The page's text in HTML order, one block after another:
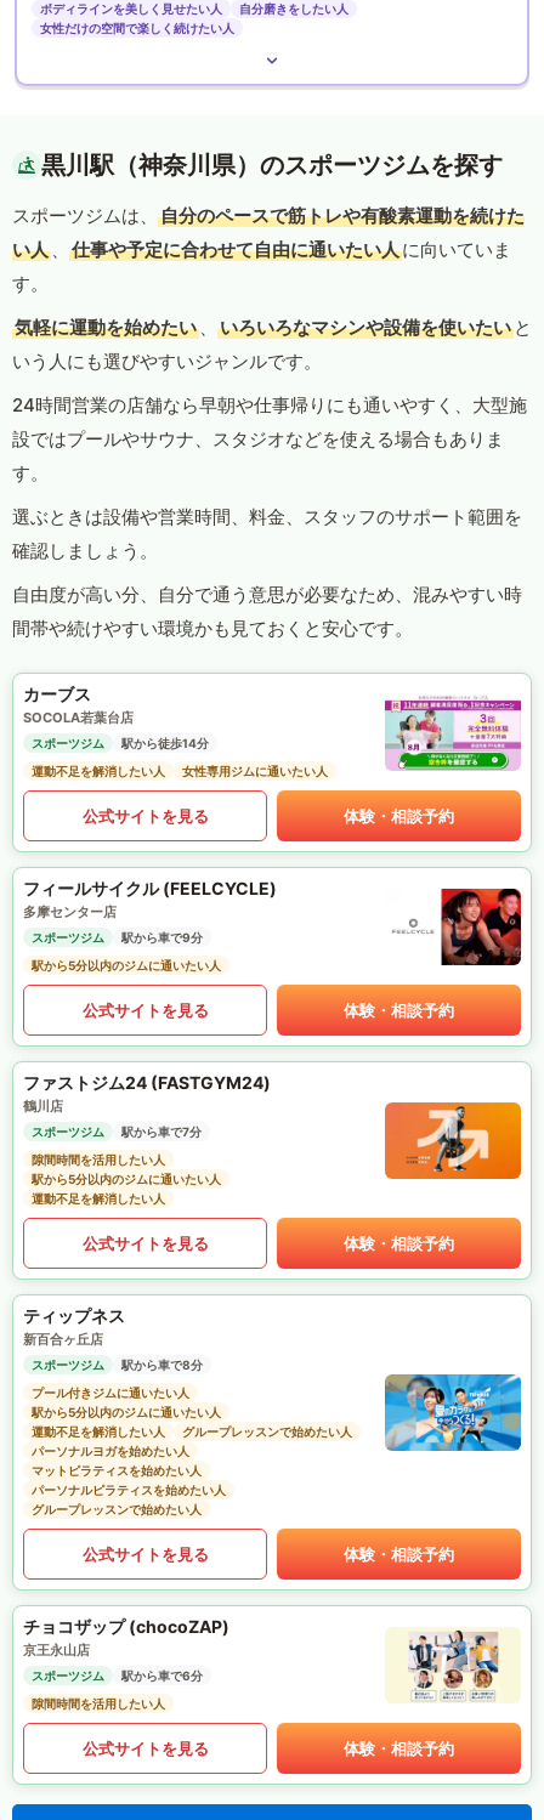
ボディラインを美しく見せたい人
自分磨きをしたい人
女性だけの空間で楽しく続けたい人
黒川駅（神奈川県）のスポーツジムを探す
スポーツジムは、
自分のペースで筋トレや有酸素運動を続けた
い人 、 仕事や予定に合わせて自由に通いたい人に向いていま
す。
気軽に運動を始めたい 、 いろいろなマシンや設備を使いたい と
いう人にも選びやすいジャンルです。
24時間営業の店舗なら早朝や仕事帰りにも通いやすく、大型施
設ではプールやサウナ、スタジオなどを使える場合もありま
す。
選ぶときは設備や営業時間、料金、スタッフのサポート範囲を
確認しましょう。
自由度が高い分、自分で通う意思が必要なため、混みやすい時
間帯や続けやすい環境かも見ておくと安心です。
カーブス
SOCOLA若葉台店
スポーツジム
駅から徒歩14分
運動不足を解消したい人
女性専用ジムに通いたい人
公式サイトを見る 体験・相談予約
フィールサイクル (FEELCYCLE)
多摩センター店
スポーツジム
駅から車で9分
駅から5分以内のジムに通いたい人
公式サイトを見る 体験・相談予約
ファストジム24 (FASTGYM24)
鶴川店
スポーツジム
駅から車で7分
隙間時間を活用したい人
駅から5分以内のジムに通いたい人
運動不足を解消したい人
公式サイトを見る 体験・相談予約
ティップネス
新百合ヶ丘店
スポーツジム
駅から車で8分
プール付きジムに通いたい人
駅から5分以内のジムに通いたい人
運動不足を解消したい人
グループレッスンで始めたい人
パーソナルヨガを始めたい人
マットピラティスを始めたい人
パーソナルピラティスを始めたい人
グループレッスンで始めたい人
公式サイトを見る 体験・相談予約
チョコザップ (chocoZAP)
京王永山店
スポーツジム
駅から車で6分
隙間時間を活用したい人
公式サイトを見る 体験・相談予約